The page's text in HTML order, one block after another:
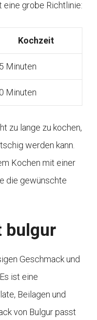
eine grobe Richtlinie:
Kochzeit
Minuten
Minuten
zu lange zu kochen,
werden kann.
Kochen mit einer
die gewünschte
bulgur
Geschmack und
ist eine
Beilagen und
von Bulgur passt